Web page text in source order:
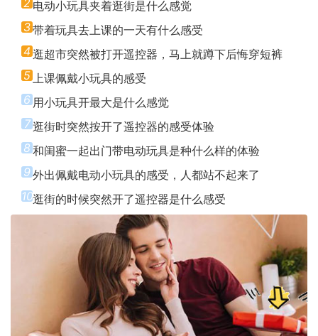
2 电动小玩具夹着逛街是什么感觉
3带着玩具去上课的一天有什么感受
4 逛超市突然被打开遥控器，马上就蹲下后悔穿短裤
5上课佩戴小玩具的感受
6 用小玩具开最大是什么感觉
7逛街时突然按开了遥控器的感受体验
8 和闺蜜一起出门带电动玩具是种什么样的体验
9外出佩戴电动小玩具的感受，人都站不起来了
10逛街的时候突然开了遥控器是什么感受